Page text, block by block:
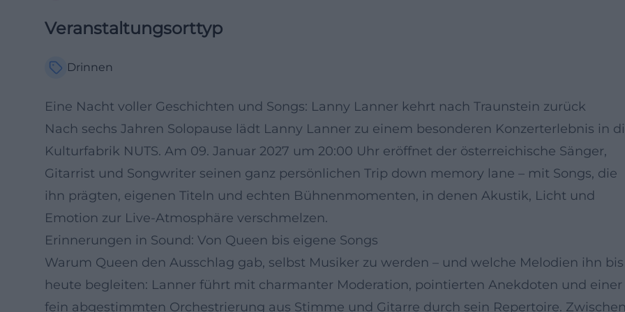
Veranstaltungsorttyp
Drinnen
Eine Nacht voller Geschichten und Songs: Lanny Lanner kehrt nach Traunstein zurück
Nach sechs Jahren Solopause lädt Lanny Lanner zu einem besonderen Konzerterlebnis in
Kulturfabrik NUTS. Am 09. Januar 2027 um 20:00 Uhr eröffnet der österreichische Sänger,
Gitarrist und Songwriter seinen ganz persönlichen Trip down memory lane – mit Songs, die
ihn prägten, eigenen Titeln und echten Bühnenmomenten, in denen Akustik, Licht und
Emotion zur Live-Atmosphäre verschmelzen.
Erinnerungen in Sound: Von Queen bis eigene Songs
Warum Queen den Ausschlag gab, selbst Musiker zu werden – und welche Melodien ihn bis
heute begleiten: Lanner führt mit charmanter Moderation, pointierten Anekdoten und einer
fein abgestimmten Orchestrierung aus Stimme und Gitarre durch sein Repertoire.